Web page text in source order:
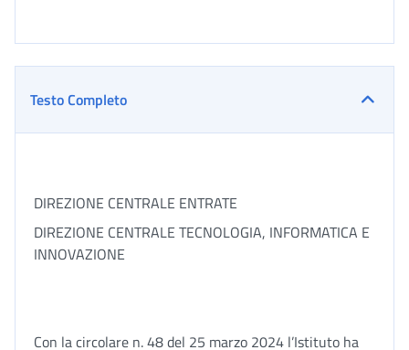
Testo Completo
DIREZIONE CENTRALE ENTRATE
DIREZIONE CENTRALE TECNOLOGIA, INFORMATICA E
INNOVAZIONE
Con la circolare n. 48 del 25 marzo 2024 l’Istituto ha